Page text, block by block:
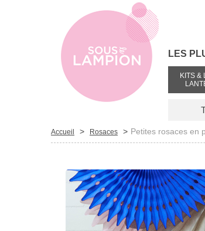
LES
KITS &
Accueil > Rosaces > Petites rosaces en